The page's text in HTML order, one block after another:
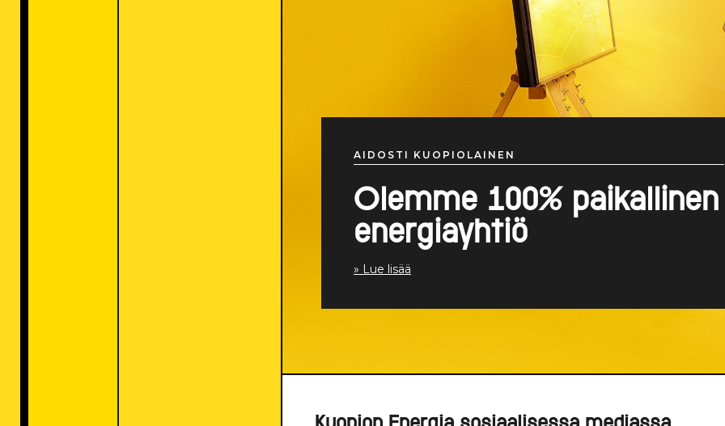
AIDOSTI KUOPIOLAINEN
Olemme 100% paikallinen
energiayhtiö
» Lue lisää